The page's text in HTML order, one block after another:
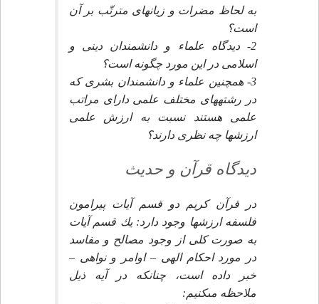
به لحاظ مضرات و زيانهاى مترتّب بر آن
است؟
2- ديدگاه علماء و دانشمندان دينى و
اسلامى در اين مورد چگونه است؟
3- همچنين علماء و دانشمندان بشرى كه
در رشته‏هاى مختلف علمى داراى مراتب
علمى هستند نسبت به ارزش علمى
ارزشها چه نظرى دارند؟
ديدگاه قرآن و حديث‏
در قرآن كريم دو قسم آيات پيرامون
فلسفه ارزشها وجود دارد: يك قسم آيات
به صورت كلى از وجود مصالح و مفاسد
در مورد احكام الهى – اوامر و نواهى –
خبر داده است، چنانكه در آيه ذيل
ملاحظه مى‏كنيم: